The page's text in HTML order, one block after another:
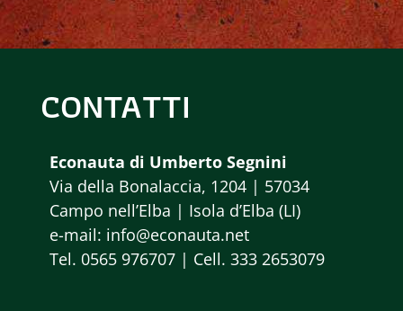
C
I
S
v
i
D
E
V
E
N
CONTATTI
Econauta di Umberto Segnini
Via della Bonalaccia, 1204 | 57034
Campo nell’Elba | Isola d’Elba (LI)
e-mail: info@econauta.net
Tel. 0565 976707 | Cell. 333 2653079